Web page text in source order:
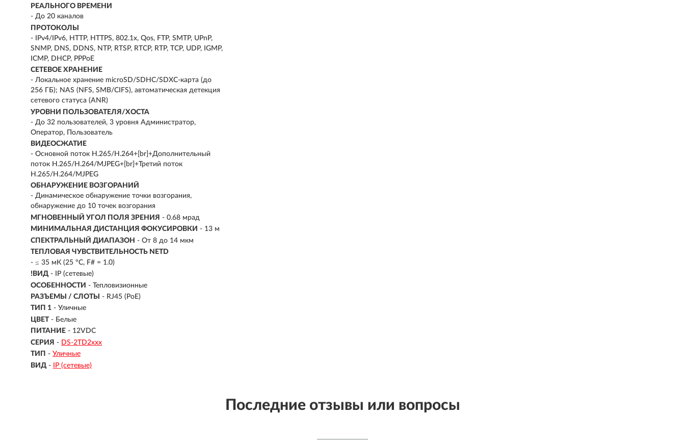
РЕАЛЬНОГО ВРЕМЕНИ
- До 20 каналов
ПРОТОКОЛЫ
- IPv4/IPv6, HTTP, HTTPS, 802.1x, Qos, FTP, SMTP, UPnP,
SNMP, DNS, DDNS, NTP, RTSP, RTCP, RTP, TCP, UDP, IGMP,
ICMP, DHCP, PPPoE
СЕТЕВОЕ ХРАНЕНИЕ
- Локальное хранение microSD/SDHC/SDXC-карта (до
256 ГБ); NAS (NFS, SMB/CIFS), автоматическая детекция
сетевого статуса (ANR)
УРОВНИ ПОЛЬЗОВАТЕЛЯ/ХОСТА
- До 32 пользователей, 3 уровня Администратор,
Оператор, Пользователь
ВИДЕОСЖАТИЕ
- Основной поток H.265/H.264+[br]+Дополнительный
поток H.265/H.264/MJPEG+[br]+Третий поток
H.265/H.264/MJPEG
ОБНАРУЖЕНИЕ ВОЗГОРАНИЙ
- Динамическое обнаружение точки возгорания,
обнаружение до 10 точек возгорания
МГНОВЕННЫЙ УГОЛ ПОЛЯ ЗРЕНИЯ - 0.68 мрад
МИНИМАЛЬНАЯ ДИСТАНЦИЯ ФОКУСИРОВКИ - 13 м
СПЕКТРАЛЬНЫЙ ДИАПАЗОН - От 8 до 14 мкм
ТЕПЛОВАЯ ЧУВСТВИТЕЛЬНОСТЬ NETD
- ≤ 35 мК (25 °C, F# = 1.0)
!ВИД - IP (сетевые)
ОСОБЕННОСТИ - Тепловизионные
РАЗЪЕМЫ / СЛОТЫ
- RJ45 (PoE)
ТИП 1 - Уличные
ЦВЕТ - Белые
ПИТАНИЕ - 12VDC
СЕРИЯ - DS-2TD2ххх
ТИП - Уличные
ВИД - IP (сетевые)
Последние отзывы или вопросы